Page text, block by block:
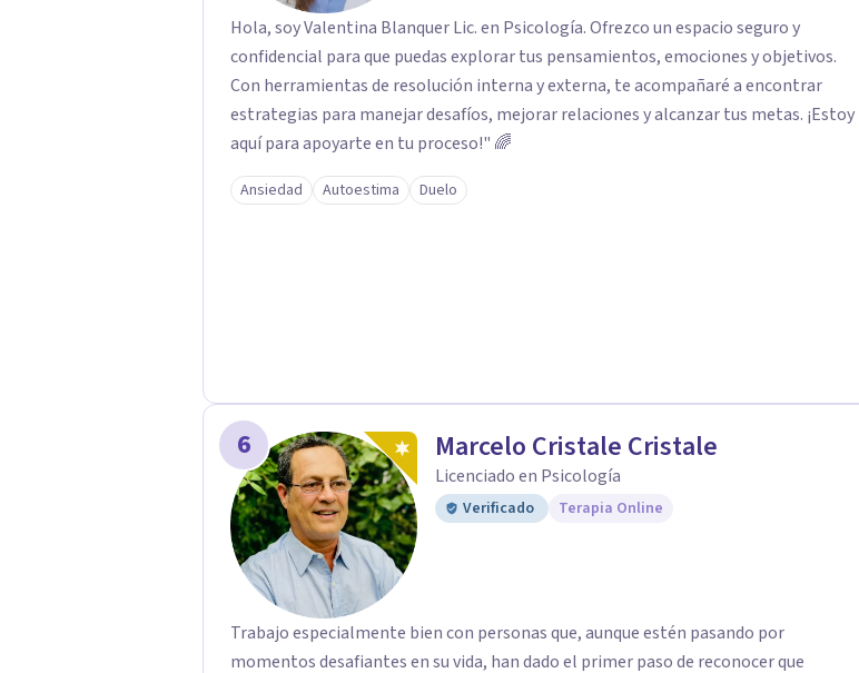
Hola, soy Valentina Blanquer Lic. en Psicología. Ofrezco un espacio seguro y
confidencial para que puedas explorar tus pensamientos, emociones y objetivos.
Con herramientas de resolución interna y externa, te acompañaré a encontrar
estrategias para manejar desafíos, mejorar relaciones y alcanzar tus metas. ¡Estoy
aquí para apoyarte en tu proceso!" 🌈
Ansiedad Autoestima Duelo
6 Marcelo Cristale Cristale
Licenciado en Psicología
Verificado Terapia Online
Trabajo especialmente bien con personas que, aunque estén pasando por
momentos desafiantes en su vida, han dado el primer paso de reconocer que